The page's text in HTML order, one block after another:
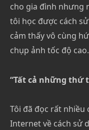
cho gia đình nhưng
tôi học được cách
cảm thấy vô cùng
chụp ảnh tốc độ cao.
“Tất cả những thứ
Tôi đã đọc rất nhiều
Internet về cách sử